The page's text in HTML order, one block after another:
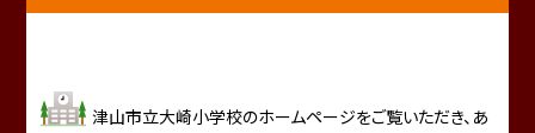
津山市立大崎小学校のホームページをご覧いただき、あ